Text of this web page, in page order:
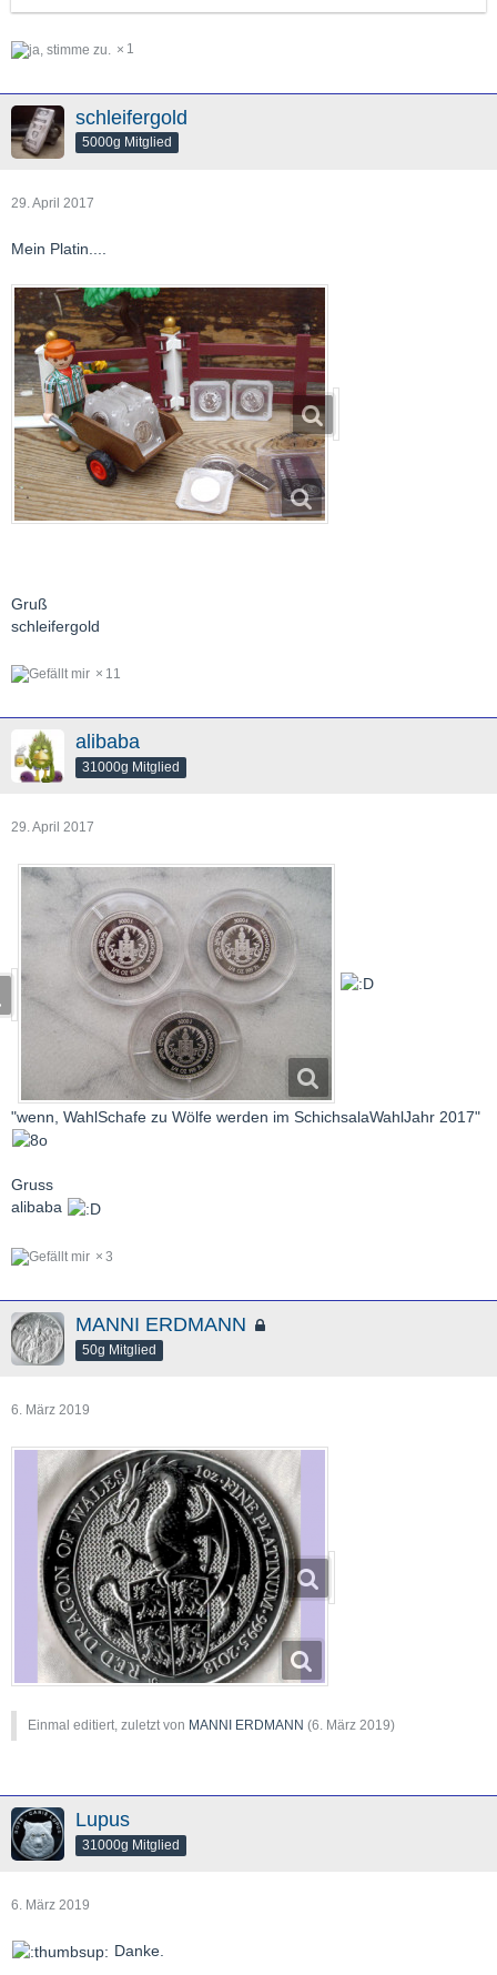
1
schleifergold
5000g Mitglied
29. April 2017
Mein Platin....
Gruß
schleifergold
11
alibaba
31000g Mitglied
29. April 2017
"wenn, WahlSchafe zu Wölfe werden im SchichsalaWahlJahr 2017"
Gruss
alibaba
3
MANNI ERDMANN
50g Mitglied
6. März 2019
Einmal editiert, zuletzt von MANNI ERDMANN (6. März 2019)
Lupus
31000g Mitglied
6. März 2019
Danke.